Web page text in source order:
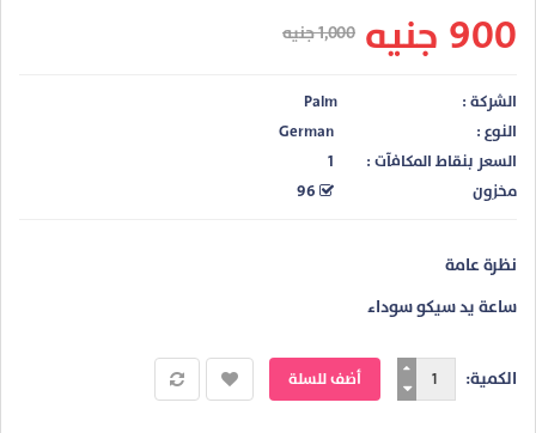
900 جنيه 1,000 جنيه
الشركة :
Palm
النوع :
السعر بنقاط المكافآت :
مخزون
نظرة عامة
ساعة يد سيكو سوداء
الكمية: